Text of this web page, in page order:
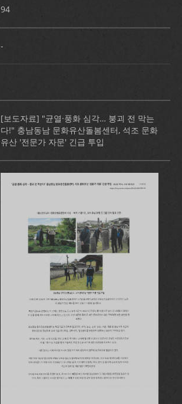
94
-
[보도자료] "균열·풍화 심각… 붕괴 전 막는
다!" 충남동남 문화유산돌봄센터, 석조 문화
유산 '전문가 자문' 긴급 투입